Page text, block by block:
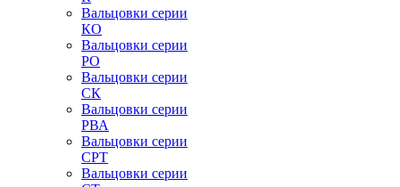
Вальцовки серии
КО
Вальцовки серии
РО
Вальцовки серии
СК
Вальцовки серии
РВА
Вальцовки серии
СРТ
Вальцовки серии